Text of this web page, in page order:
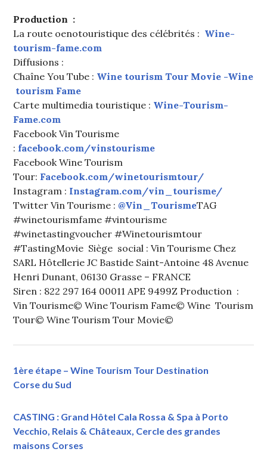
Production :
La route oenotouristique des célébrités : Wine-
tourism-fame.com
Diffusions :
Chaîne You Tube : Wine tourism Tour Movie -Wine
tourism Fame
Carte multimedia touristique : Wine-Tourism-
Fame.com
Facebook Vin Tourisme
: facebook.com/vinstourisme
Facebook Wine Tourism
Tour: Facebook.com/winetourismtour/
Instagram : Instagram.com/vin_tourisme/
Twitter Vin Tourisme :@Vin_TourismeTAG
#winetourismfame #vintourisme
#winetastingvoucher #Winetourismtour
#TastingMovie Siège social : Vin Tourisme Chez
SARL Hôtellerie JC Bastide Saint-Antoine 48 Avenue
Henri Dunant, 06130 Grasse – FRANCE
Siren : 822 297 164 00011 APE 9499Z Production :
Vin Tourisme© Wine Tourism Fame© Wine Tourism
Tour© Wine Tourism Tour Movie©
1ère étape – Wine Tourism Tour Destination
Corse du Sud
CASTING : Grand Hôtel Cala Rossa & Spa à Porto
Vecchio, Relais & Châteaux, Cercle des grandes
maisons Corses